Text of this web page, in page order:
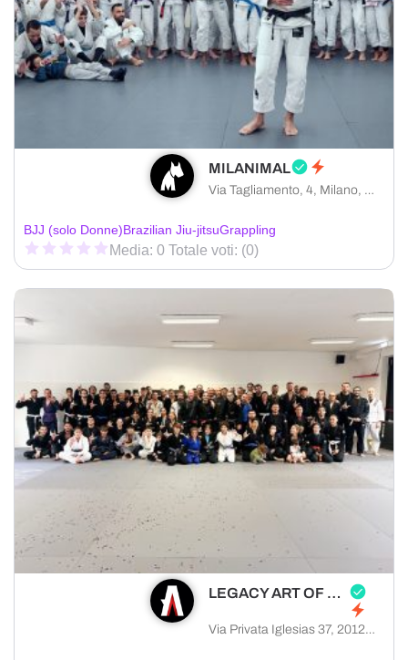
MILANIMAL
Via Tagliamento, 4, Milano, MI
BJJ (solo Donne)Brazilian Jiu-jitsuGrappling
Media: 0 Totale voti: (0)
LEGACY ART OF FIGHTING
Via Privata Iglesias 37, 20128 Milano città metropolitana di Milano, Italia